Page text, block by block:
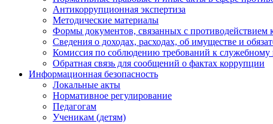
Антикоррупционная экспертиза
Методические материалы
Формы документов, связанных с противодействием
Сведения о доходах, расходах, об имуществе и
Комиссия по соблюдению требований к служебному
Обратная связь для сообщений о фактах коррупции
Информационная безопасность
Локальные акты
Нормативное регулирование
Педагогам
Ученикам (детям)